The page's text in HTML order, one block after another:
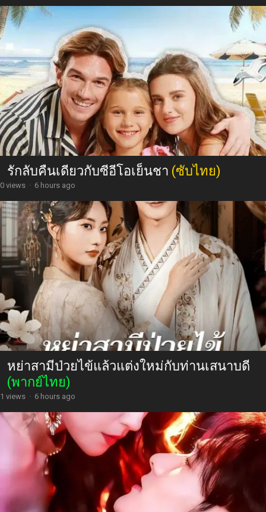
รักลับคืนเดียวกับซีอีโอเย็นชา (ซับไทย)
0 views · 6 hours ago
หย่าสามีป่วยไข้แล้วแต่งใหม่กับท่านเสนาบดี
(พากย์ไทย)
1 views · 6 hours ago